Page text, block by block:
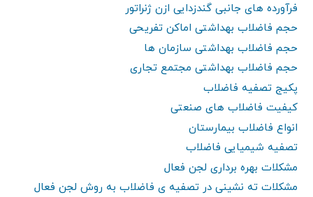
فرآورده های جانبی گندزدایی ازن ژنراتور
حجم فاضلاب بهداشتی اماکن تفریحی
حجم فاضلاب بهداشتی سازمان ها
حجم فاضلاب بهداشتی مجتمع تجاری
پکیج تصفیه فاضلاب
کیفیت فاضلاب های صنعتی
انواع فاضلاب بیمارستان
تصفیه شیمیایی فاضلاب
مشکلات بهره برداری لجن فعال
مشکلات ته نشینی در تصفیه ی فاضلاب به روش لجن فعال